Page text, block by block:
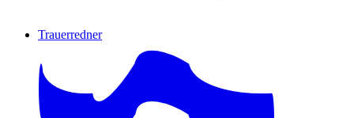
Trauerredner